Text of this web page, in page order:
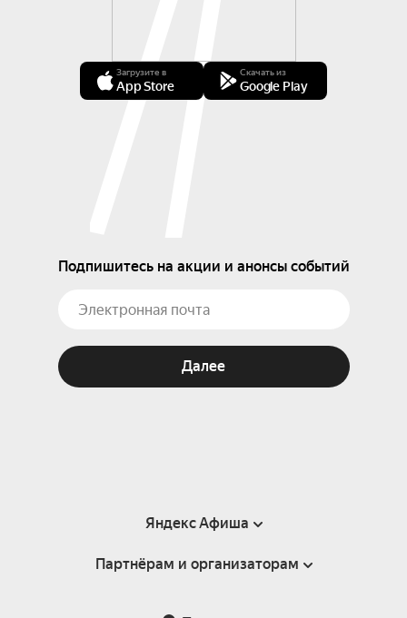
Загрузите в
App Store
Скачать из
Google Play
Подпишитесь на акции и анонсы событий
Далее
Яндекс Афиша
Справка
Партнёрам и организаторам